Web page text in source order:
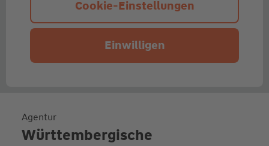
Cookie-Einstellungen
Einwilligen
Agentur
Württembergische